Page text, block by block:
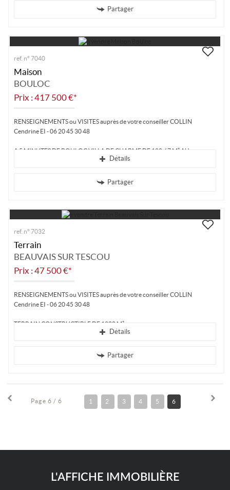
Partager
ref. n° 7040
Maison
BOULOC
Prix : 417 500 €*
RENSEIGNEMENTS ou VISITES auprès de votre conseiller COLLIN
Cendrine EI - 06 20 45 30 48
A 5 MINUTES DE BOULOC VILLA DE CHARME DE 180.67 M² AU...
Détails
Partager
ref. n° 7032
Terrain
BEAUVAIS SUR TESCOU
Prix : 47 500 €*
RENSEIGNEMENTS ou VISITES auprès de votre conseiller COLLIN
Cendrine EI - 06 20 45 30 48
TERRAIN CONSTRUCTIBLE DE 1200 M²
Détails
Partager
Page 6 / 6 1 2 3 4 5 6
L'AFFICHE IMMOBILIÈRE